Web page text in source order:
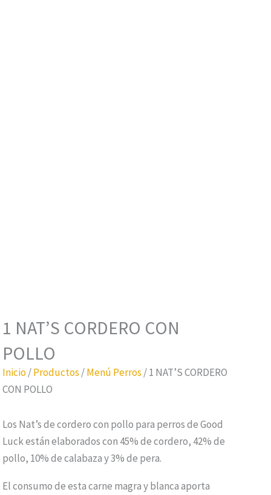
1 NAT’S CORDERO CON
POLLO
Inicio/Productos /Menú Perros / 1 NAT’S CORDERO
CON POLLO
Los Nat’s de cordero con pollo para perros de Good
Luck están elaborados con 45% de cordero, 42% de
pollo, 10% de calabaza y 3% de pera.
El consumo de esta carne magra y blanca aporta